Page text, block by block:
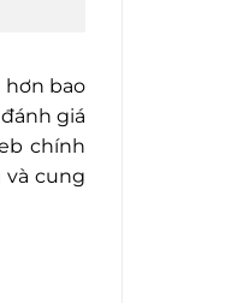
hơn bao
giá
chính
và cung